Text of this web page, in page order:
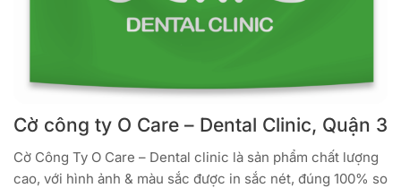
Cờ công ty O Care – Dental Clinic, Quận 3
Cờ Công Ty O Care – Dental clinic là sản phẩm chất lượng
cao, với hình ảnh & màu sắc được in sắc nét, đúng 100% so